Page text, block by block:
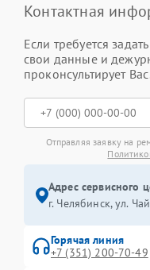
Контактная
Если требуется
свои данные и
проконсультирует
Отправляя заявку на
Адрес сервисного
г. Челябинск, ул.
Горячая линия
+7 (351) 200-70-49